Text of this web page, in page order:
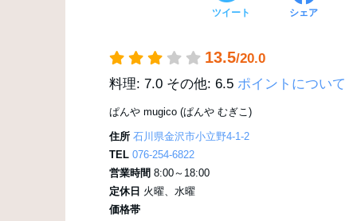
ツイート シェア
13.5/20.0
料理: 7.0 その他: 6.5 ポイントについて
ぱんや mugico (ぱんや むぎこ)
住所 石川県金沢市小立野4-1-2
TEL 076-254-6822
営業時間 8:00～18:00
定休日 火曜、水曜
価格帯